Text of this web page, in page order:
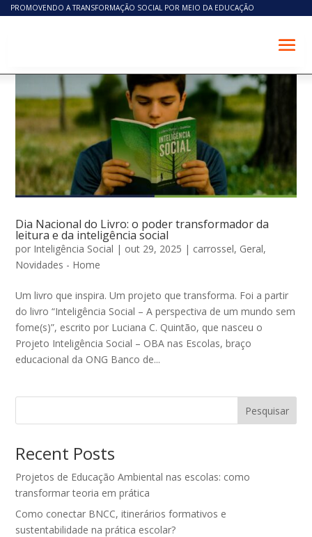
PROMOVENDO A TRANSFORMAÇÃO SOCIAL POR MEIO DA EDUCAÇÃO
Dia Nacional do Livro: o poder transformador da
leitura e da inteligência social
por Inteligência Social | out 29, 2025 | carrossel, Geral,
Novidades - Home
Um livro que inspira. Um projeto que transforma. Foi a partir
do livro “Inteligência Social – A perspectiva de um mundo sem
fome(s)”, escrito por Luciana C. Quintão, que nasceu o
Projeto Inteligência Social – OBA nas Escolas, braço
educacional da ONG Banco de...
Pesquisar
Recent Posts
Projetos de Educação Ambiental nas escolas: como
transformar teoria em prática
Como conectar BNCC, itinerários formativos e
sustentabilidade na prática escolar?